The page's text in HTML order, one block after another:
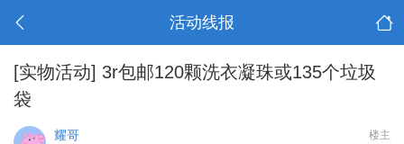
活动线报
[实物活动] 3r包邮120颗洗衣凝珠或135个垃圾
袋
楼主
耀哥